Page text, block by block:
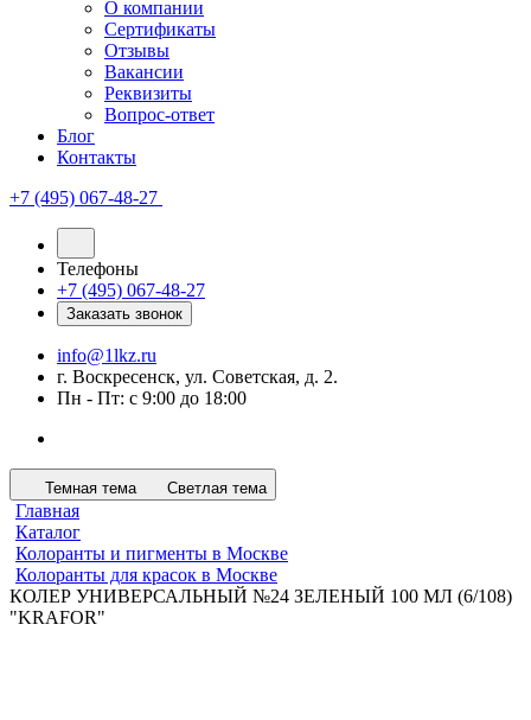
О компании
Сертификаты
Отзывы
Вакансии
Реквизиты
Вопрос-ответ
Блог
Контакты
+7 (495) 067-48-27
Телефоны
+7 (495) 067-48-27
Заказать звонок
info@1lkz.ru
г. Воскресенск, ул. Советская, д. 2.
Пн - Пт: с 9:00 до 18:00
Темная тема Светлая тема
Главная
Каталог
Колоранты и пигменты в Москве
Колоранты для красок в Москве
КОЛЕР УНИВЕРСАЛЬНЫЙ №24 ЗЕЛЕНЫЙ 100 МЛ (6/108)
"KRAFOR"